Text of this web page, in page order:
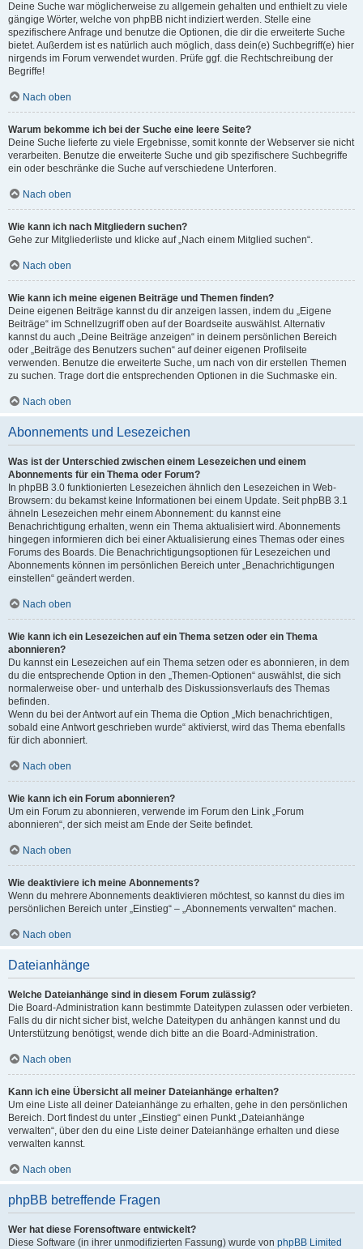
Deine Suche war möglicherweise zu allgemein gehalten und enthielt zu viele
gängige Wörter, welche von phpBB nicht indiziert werden. Stelle eine
spezifischere Anfrage und benutze die Optionen, die dir die erweiterte Suche
bietet. Außerdem ist es natürlich auch möglich, dass dein(e) Suchbegriff(e) hier
nirgends im Forum verwendet wurden. Prüfe ggf. die Rechtschreibung der
Begriffe!
Nach oben
Warum bekomme ich bei der Suche eine leere Seite?
Deine Suche lieferte zu viele Ergebnisse, somit konnte der Webserver sie nicht
verarbeiten. Benutze die erweiterte Suche und gib spezifischere Suchbegriffe
ein oder beschränke die Suche auf verschiedene Unterforen.
Nach oben
Wie kann ich nach Mitgliedern suchen?
Gehe zur Mitgliederliste und klicke auf „Nach einem Mitglied suchen“.
Nach oben
Wie kann ich meine eigenen Beiträge und Themen finden?
Deine eigenen Beiträge kannst du dir anzeigen lassen, indem du „Eigene
Beiträge“ im Schnellzugriff oben auf der Boardseite auswählst. Alternativ
kannst du auch „Deine Beiträge anzeigen“ in deinem persönlichen Bereich
oder „Beiträge des Benutzers suchen“ auf deiner eigenen Profilseite
verwenden. Benutze die erweiterte Suche, um nach von dir erstellen Themen
zu suchen. Trage dort die entsprechenden Optionen in die Suchmaske ein.
Nach oben
Abonnements und Lesezeichen
Was ist der Unterschied zwischen einem Lesezeichen und einem
Abonnements für ein Thema oder Forum?
In phpBB 3.0 funktionierten Lesezeichen ähnlich den Lesezeichen in Web-
Browsern: du bekamst keine Informationen bei einem Update. Seit phpBB 3.1
ähneln Lesezeichen mehr einem Abonnement: du kannst eine
Benachrichtigung erhalten, wenn ein Thema aktualisiert wird. Abonnements
hingegen informieren dich bei einer Aktualisierung eines Themas oder eines
Forums des Boards. Die Benachrichtigungsoptionen für Lesezeichen und
Abonnements können im persönlichen Bereich unter „Benachrichtigungen
einstellen“ geändert werden.
Nach oben
Wie kann ich ein Lesezeichen auf ein Thema setzen oder ein Thema
abonnieren?
Du kannst ein Lesezeichen auf ein Thema setzen oder es abonnieren, in dem
du die entsprechende Option in den „Themen-Optionen“ auswählst, die sich
normalerweise ober- und unterhalb des Diskussionsverlaufs des Themas
befinden.
Wenn du bei der Antwort auf ein Thema die Option „Mich benachrichtigen,
sobald eine Antwort geschrieben wurde“ aktivierst, wird das Thema ebenfalls
für dich abonniert.
Nach oben
Wie kann ich ein Forum abonnieren?
Um ein Forum zu abonnieren, verwende im Forum den Link „Forum
abonnieren“, der sich meist am Ende der Seite befindet.
Nach oben
Wie deaktiviere ich meine Abonnements?
Wenn du mehrere Abonnements deaktivieren möchtest, so kannst du dies im
persönlichen Bereich unter „Einstieg“ – „Abonnements verwalten“ machen.
Nach oben
Dateianhänge
Welche Dateianhänge sind in diesem Forum zulässig?
Die Board-Administration kann bestimmte Dateitypen zulassen oder verbieten.
Falls du dir nicht sicher bist, welche Dateitypen du anhängen kannst und du
Unterstützung benötigst, wende dich bitte an die Board-Administration.
Nach oben
Kann ich eine Übersicht all meiner Dateianhänge erhalten?
Um eine Liste all deiner Dateianhänge zu erhalten, gehe in den persönlichen
Bereich. Dort findest du unter „Einstieg“ einen Punkt „Dateianhänge
verwalten“, über den du eine Liste deiner Dateianhänge erhalten und diese
verwalten kannst.
Nach oben
phpBB betreffende Fragen
Wer hat diese Forensoftware entwickelt?
Diese Software (in ihrer unmodifizierten Fassung) wurde von phpBB Limited